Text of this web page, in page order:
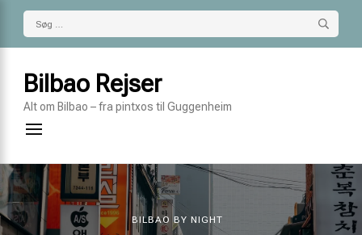
Søg
efter:
Bilbao Rejser
Alt om Bilbao – fra pintxos til Guggenheim
BILBAO BY NIGHT